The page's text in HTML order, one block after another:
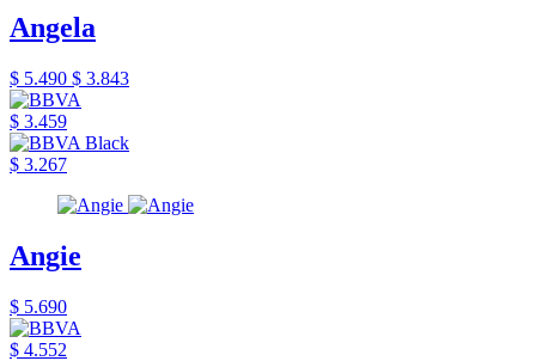
Angela
$ 5.490 $ 3.843
$ 3.459
$ 3.267
Angie
$ 5.690
$ 4.552